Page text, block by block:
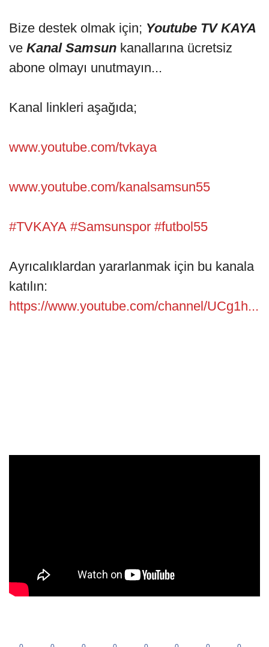
Bize destek olmak için; Youtube TV KAYA
ve Kanal Samsun kanallarına ücretsiz
abone olmayı unutmayın...
Kanal linkleri aşağıda;
www.youtube.com/tvkaya
www.youtube.com/kanalsamsun55
#TVKAYA #Samsunspor #futbol55
Ayrıcalıklardan yararlanmak için bu kanala
katılın:
https://www.youtube.com/channel/UCg1h...